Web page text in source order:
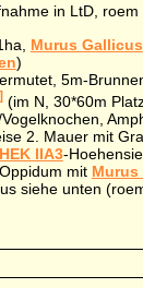
in LtD, roem
Murus Gallicus
)
5m-
(im N, 30*60m
2. Mauer mit
HEK IIA3-
mit Murus
siehe unten